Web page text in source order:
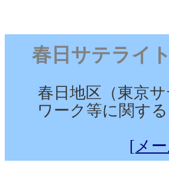
春日サテライ
春日地区（東京
ワーク等に関す
[メ